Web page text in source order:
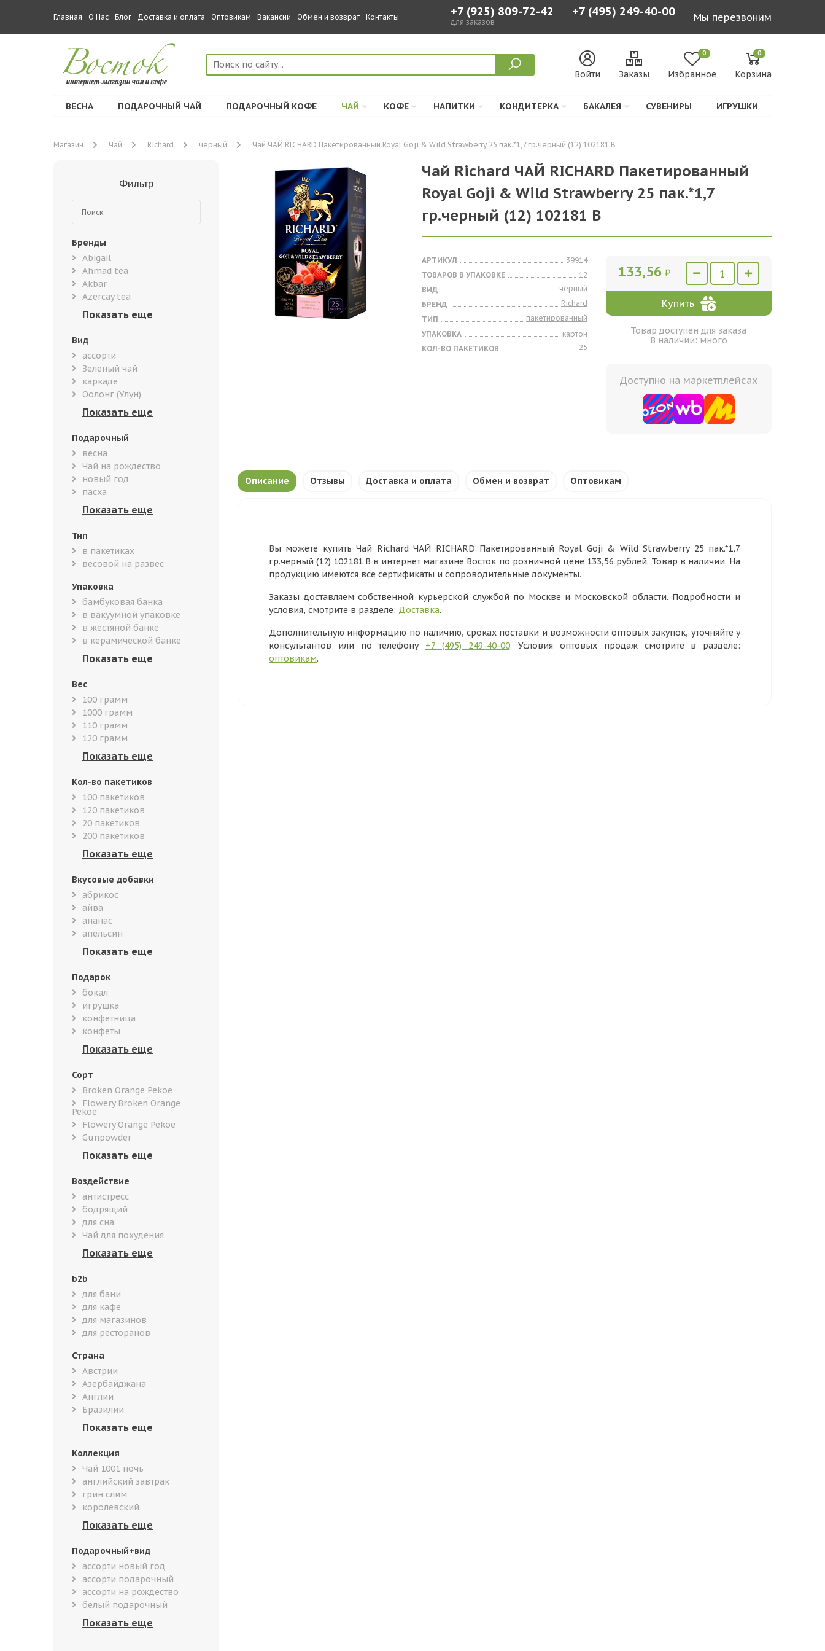
Главная О Нас Блог Доставка и оплата Оптовикам Вакансии Обмен и возврат Контакты +7 (925) 809-72-42
для заказов
+7 (495) 249-40-00 Мы перезвоним
Войти Заказы
0
Избранное
0
Корзина
ВЕСНА ПОДАРОЧНЫЙ ЧАЙ ПОДАРОЧНЫЙ КОФЕ ЧАЙ КОФЕ НАПИТКИ КОНДИТЕРКА БАКАЛЕЯ СУВЕНИРЫ ИГРУШКИ
Магазин Чай Richard черный Чай ЧАЙ RICHARD Пакетированный Royal Goji & Wild Strawberry 25 пак.*1,7 гр.черный (12) 102181 В
Фильтр
Бренды
Abigail
Ahmad tea
Akbar
Azercay tea
Вид
ассорти
Зеленый чай
каркаде
Оолонг (Улун)
Подарочный
весна
Чай на рождество
новый год
пасха
Тип
в пакетиках
весовой на развес
Упаковка
бамбуковая банка
в вакуумной упаковке
в жестяной банке
в керамической банке
Вес
100 грамм
1000 грамм
110 грамм
120 грамм
Кол-во пакетиков
100 пакетиков
120 пакетиков
20 пакетиков
200 пакетиков
Вкусовые добавки
абрикос
айва
ананас
апельсин
Подарок
бокал
игрушка
конфетница
конфеты
Сорт
Broken Orange Pekoe
Flowery Broken Orange
Pekoe
Flowery Orange Pekoe
Gunpowder
Воздействие
антистресс
бодрящий
для сна
Чай для похудения
b2b
для бани
для кафе
для магазинов
для ресторанов
Страна
Австрии
Азербайджана
Англии
Бразилии
Коллекция
Чай 1001 ночь
английский завтрак
грин слим
королевский
Подарочный+вид
ассорти новый год
ассорти подарочный
ассорти на рождество
белый подарочный
Чай Richard ЧАЙ RICHARD Пакетированный
Royal Goji & Wild Strawberry 25 пак.*1,7
гр.черный (12) 102181 В
АРТИКУЛ
39914
ТОВАРОВ В УПАКОВКЕ
12
ВИД
черный
БРЕНД
Richard
ТИП
пакетированный
УПАКОВКА
картон
КОЛ-ВО ПАКЕТИКОВ
25
133,56 ₽
Купить
Товар доступен для заказа
В наличии: много
Доступно на маркетплейсах
Описание Отзывы Доставка и оплата Обмен и возврат Оптовикам
Вы можете купить Чай Richard ЧАЙ RICHARD Пакетированный Royal Goji & Wild Strawberry 25 пак.*1,7
гр.черный (12) 102181 В в интернет магазине Восток по розничной цене 133,56 рублей. Товар в наличии. На
продукцию имеются все сертификаты и сопроводительные документы.
Заказы доставляем собственной курьерской службой по Москве и Московской области. Подробности и
условия, смотрите в разделе: Доставка.
Дополнительную информацию по наличию, сроках поставки и возможности оптовых закупок, уточняйте у
консультантов или по телефону +7 (495) 249-40-00. Условия оптовых продаж смотрите в разделе:
оптовикам.